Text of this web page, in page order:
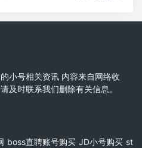
小号相关资讯 内容来自网络收
及时联系我们删除有关信息。
boss直聘账号购买 JD小号购买 st